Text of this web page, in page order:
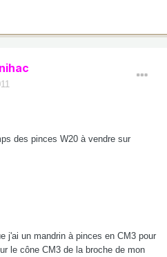
des pinces W20 à vendre sur
j'ai un mandrin à pinces en CM3 pour
le cône CM3 de la broche de mon